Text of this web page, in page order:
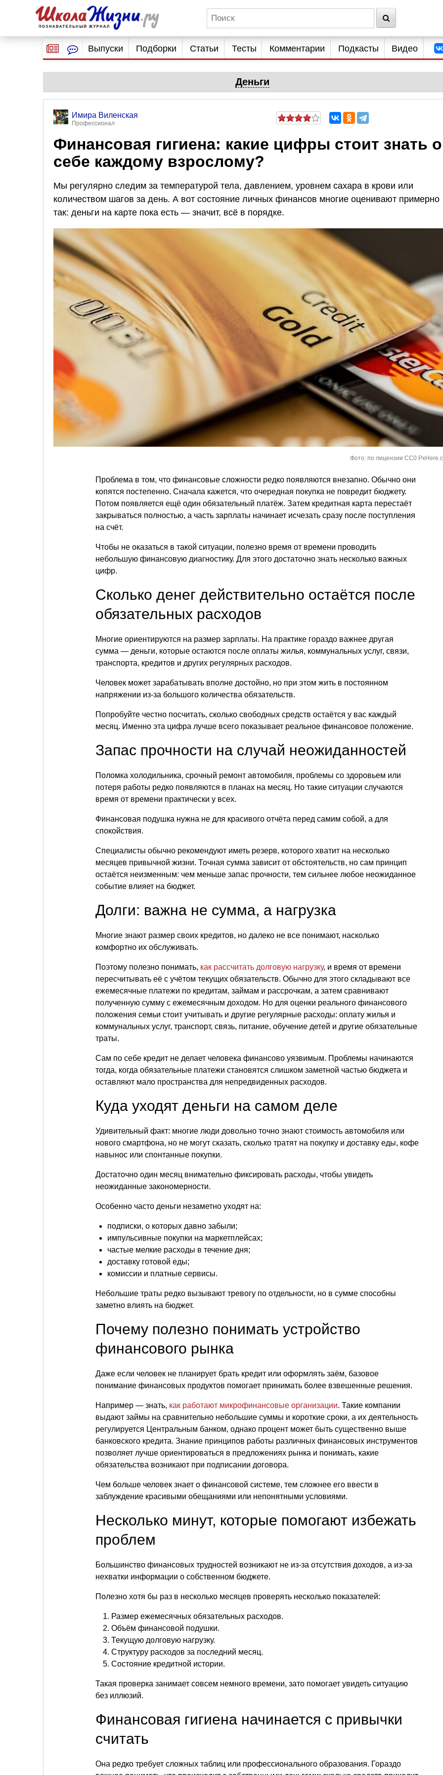
Выпуски Подборки Статьи Тесты Комментарии Подкасты Видео
Деньги
Имира Виленская
Профессионал
Финансовая гигиена: какие цифры стоит знать о
себе каждому взрослому?
Мы регулярно следим за температурой тела, давлением, уровнем сахара в крови или
количеством шагов за день. А вот состояние личных финансов многие оценивают примерно
так: деньги на карте пока есть — значит, всё в порядке.
Фото: по лицензии СС0
Проблема в том, что финансовые сложности редко появляются внезапно. Обычно они
копятся постепенно. Сначала кажется, что очередная покупка не повредит бюджету.
Потом появляется ещё один обязательный платёж. Затем кредитная карта перестаёт
закрываться полностью, а часть зарплаты начинает исчезать сразу после поступления
на счёт.
Чтобы не оказаться в такой ситуации, полезно время от времени проводить
небольшую финансовую диагностику. Для этого достаточно знать несколько важных
цифр.
Сколько денег действительно остаётся после
обязательных расходов
Многие ориентируются на размер зарплаты. На практике гораздо важнее другая
сумма — деньги, которые остаются после оплаты жилья, коммунальных услуг, связи,
транспорта, кредитов и других регулярных расходов.
Человек может зарабатывать вполне достойно, но при этом жить в постоянном
напряжении из-за большого количества обязательств.
Попробуйте честно посчитать, сколько свободных средств остаётся у вас каждый
месяц. Именно эта цифра лучше всего показывает реальное финансовое положение.
Запас прочности на случай неожиданностей
Поломка холодильника, срочный ремонт автомобиля, проблемы со здоровьем или
потеря работы редко появляются в планах на месяц. Но такие ситуации случаются
время от времени практически у всех.
Финансовая подушка нужна не для красивого отчёта перед самим собой, а для
спокойствия.
Специалисты обычно рекомендуют иметь резерв, которого хватит на несколько
месяцев привычной жизни. Точная сумма зависит от обстоятельств, но сам принцип
остаётся неизменным: чем меньше запас прочности, тем сильнее любое неожиданное
событие влияет на бюджет.
Долги: важна не сумма, а нагрузка
Многие знают размер своих кредитов, но далеко не все понимают, насколько
комфортно их обслуживать.
Поэтому полезно понимать, как рассчитать долговую нагрузку, и время от времени
пересчитывать её с учётом текущих обязательств. Обычно для этого складывают все
ежемесячные платежи по кредитам, займам и рассрочкам, а затем сравнивают
полученную сумму с ежемесячным доходом. Но для оценки реального финансового
положения семьи стоит учитывать и другие регулярные расходы: оплату жилья и
коммунальных услуг, транспорт, связь, питание, обучение детей и другие обязательные
траты.
Сам по себе кредит не делает человека финансово уязвимым. Проблемы начинаются
тогда, когда обязательные платежи становятся слишком заметной частью бюджета и
оставляют мало пространства для непредвиденных расходов.
Куда уходят деньги на самом деле
Удивительный факт: многие люди довольно точно знают стоимость автомобиля или
нового смартфона, но не могут сказать, сколько тратят на покупку и доставку еды, кофе
навынос или спонтанные покупки.
Достаточно один месяц внимательно фиксировать расходы, чтобы увидеть
неожиданные закономерности.
Особенно часто деньги незаметно уходят на:
подписки, о которых давно забыли;
импульсивные покупки на маркетплейсах;
частые мелкие расходы в течение дня;
доставку готовой еды;
комиссии и платные сервисы.
Небольшие траты редко вызывают тревогу по отдельности, но в сумме способны
заметно влиять на бюджет.
Почему полезно понимать устройство
финансового рынка
Даже если человек не планирует брать кредит или оформлять заём, базовое
понимание финансовых продуктов помогает принимать более взвешенные решения.
Например — знать, как работают микрофинансовые организации. Такие компании
выдают займы на сравнительно небольшие суммы и короткие сроки, а их деятельность
регулируется Центральным банком, однако процент может быть существенно выше
банковского кредита. Знание принципов работы различных финансовых инструментов
позволяет лучше ориентироваться в предложениях рынка и понимать, какие
обязательства возникают при подписании договора.
Чем больше человек знает о финансовой системе, тем сложнее его ввести в
заблуждение красивыми обещаниями или непонятными условиями.
Несколько минут, которые помогают избежать
проблем
Большинство финансовых трудностей возникают не из-за отсутствия доходов, а из-за
нехватки информации о собственном бюджете.
Полезно хотя бы раз в несколько месяцев проверять несколько показателей:
Размер ежемесячных обязательных расходов.
Объём финансовой подушки.
Текущую долговую нагрузку.
Структуру расходов за последний месяц.
Состояние кредитной истории.
Такая проверка занимает совсем немного времени, зато помогает увидеть ситуацию
без иллюзий.
Финансовая гигиена начинается с привычки
считать
Она редко требует сложных таблиц или профессионального образования. Гораздо